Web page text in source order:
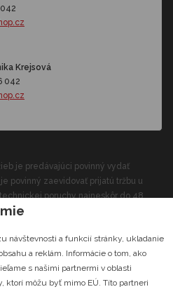
Krejsová
042
je predávajúci povinný vydať
povinný zaevidovať prijatú tržbu u
poruchy najneskôr do 48
štúdio
návštevnosti a funkcií stránky, ukladanie
a reklám. Informácie o tom, ako
s našimi partnermi v oblasti
ktorí môžu byť mimo EÚ. Títo partneri
informáciami, ktoré ste im poskytli